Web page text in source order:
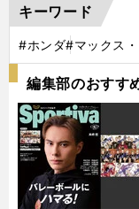
キーワード
#ホンダ#マックス
編集部のおすす